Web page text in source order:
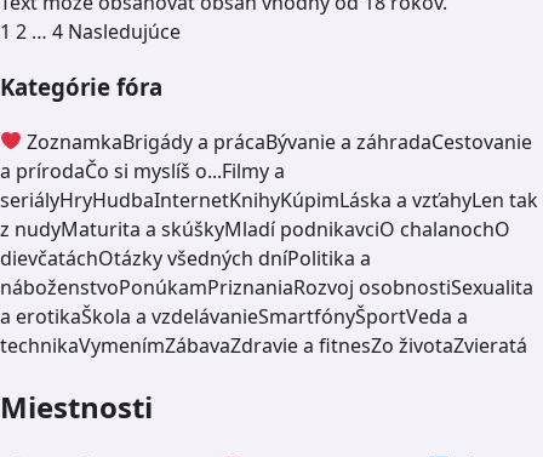
Stránkovanie
príspevkov
1 2 … 4 Nasledujúce
Kategórie fóra
ZoznamkaBrigády a prácaBývanie a záhradaCestovanie
a prírodaČo si myslíš o...Filmy a
seriályHryHudbaInternetKnihyKúpimLáska a vzťahyLen tak
z nudyMaturita a skúškyMladí podnikavciO chalanochO
dievčatáchOtázky všedných dníPolitika a
náboženstvoPonúkamPriznaniaRozvoj osobnostiSexualita
a erotikaŠkola a vzdelávanieSmartfónyŠportVeda a
technikaVymenímZábavaZdravie a fitnesZo životaZvieratá
Miestnosti